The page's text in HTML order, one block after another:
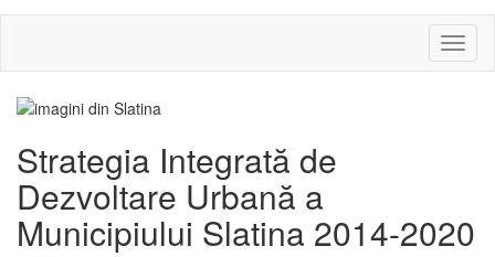
sau
Strategia Integrată de
Dezvoltare Urbană a
Municipiului Slatina 2014-2020